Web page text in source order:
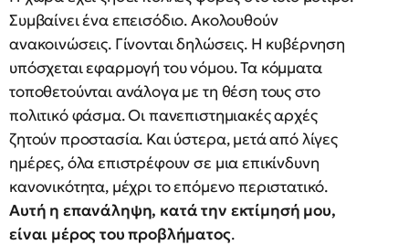
Συμβαίνει ένα επεισόδιο. Ακολουθούν
ανακοινώσεις. Γίνονται δηλώσεις. Η κυβέρνηση
υπόσχεται εφαρμογή του νόμου. Τα κόμματα
τοποθετούνται ανάλογα με τη θέση τους στο
πολιτικό φάσμα. Οι πανεπιστημιακές αρχές
ζητούν προστασία. Και ύστερα, μετά από λίγες
ημέρες, όλα επιστρέφουν σε μια επικίνδυνη
κανονικότητα, μέχρι το επόμενο περιστατικό.
Αυτή η επανάληψη, κατά την εκτίμησή μου,
είναι μέρος του προβλήματος.